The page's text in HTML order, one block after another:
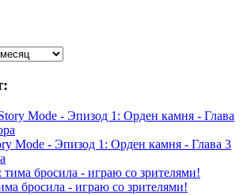
Mode - Эпизод 1: Орден камня - Глава 3
бросила - играю со зрителями!